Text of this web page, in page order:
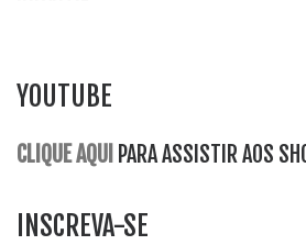
YOUTUBE
CLIQUE AQUI PARA ASSISTIR AOS
INSCREVA-SE